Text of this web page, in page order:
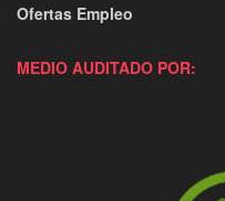
Ofertas Empleo
MEDIO AUDITADO POR: